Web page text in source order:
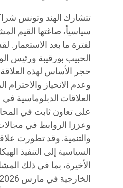
تتشارك الهند وتونس
سياسياً، صاغتها القيم
لفترة ما بعد الاستعمار.
الحبيب بورقيبة ورئيس
حجر الأساس لهذه
وعدم الانحياز والاحترام
على تعاون ثابت في
وعززا الروابط في
والتنمية. وقد تطورت
السياسية إلى التنفيذ
الأخيرة، بما في ذلك